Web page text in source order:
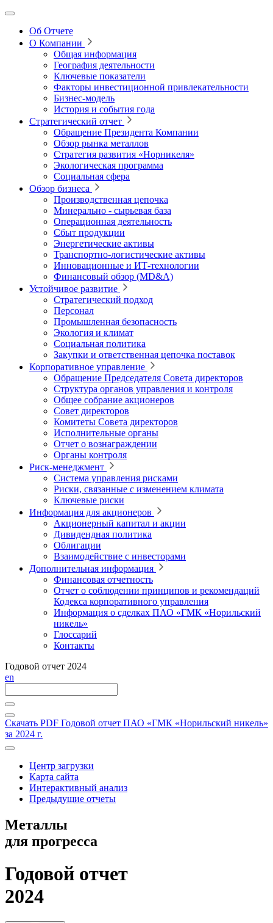
Об Отчете
О Компании
Общая информация
География деятельности
Ключевые показатели
Факторы инвестиционной привлекательности
Бизнес-модель
История и события года
Стратегический отчет
Обращение Президента Компании
Обзор рынка металлов
Стратегия развития «Норникеля»
Экологическая программа
Социальная сфера
Обзор бизнеса
Производственная цепочка
Минерально ‑ сырьевая база
Операционная деятельность
Сбыт продукции
Энергетические активы
Транспортно-логистические активы
Инновационные и ИТ‑технологии
Финансовый обзор (MD&A)
Устойчивое развитие
Стратегический подход
Персонал
Промышленная безопасность
Экология и климат
Социальная политика
Закупки и ответственная цепочка поставок
Корпоративное управление
Обращение Председателя Совета директоров
Структура органов управления и контроля
Общее собрание акционеров
Совет директоров
Комитеты Совета директоров
Исполнительные органы
Отчет о вознаграждении
Органы контроля
Риск-менеджмент
Система управления рисками
Риски, связанные с изменением климата
Ключевые риски
Информация для акционеров
Акционерный капитал и акции
Дивидендная политика
Облигации
Взаимодействие с инвесторами
Дополнительная информация
Финансовая отчетность
Отчет о соблюдении принципов и рекомендаций
Кодекса корпоративного управления
Информация о сделках ПАО «ГМК «Норильский
никель»
Глоссарий
Контакты
Годовой отчет 2024
en
Скачать PDF Годовой отчет ПАО «ГМК «Норильский никель»
за 2024 г.
Центр загрузки
Карта сайта
Интерактивный анализ
Предыдущие отчеты
Металлы
для прогресса
Годовой отчет
2024